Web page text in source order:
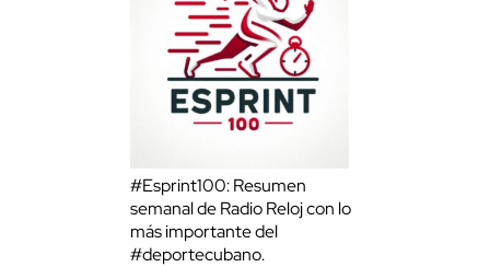
#Esprint100: Resumen
semanal de Radio Reloj con lo
más importante del
#deportecubano.